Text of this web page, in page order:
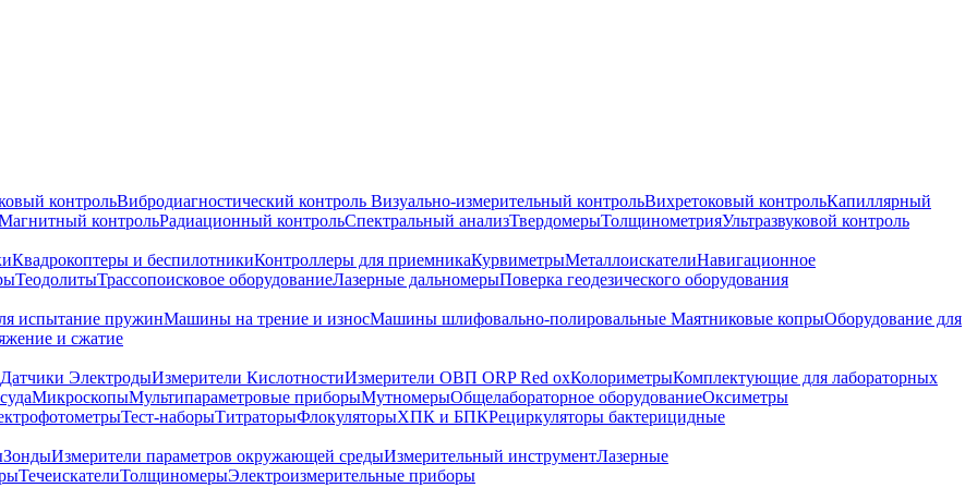
контрольВибродиагностический контроль Визуально-измерительный контрольВихретоковый контрольКапиллярный
контрольРадиационный контрольСпектральный анализТвердомерыТолщинометрияУльтразвуковой контроль
Квадрокоптеры и беспилотникиКонтроллеры для приемникаКурвиметрыМеталлоискателиНавигационное
ТеодолитыТрассопоисковое оборудованиеЛазерные дальномерыПоверка геодезического оборудования
испытание пружинМашины на трение и износМашины шлифовально-полировальные Маятниковые копрыОборудование для
и сжатие
Датчики ЭлектродыИзмерители КислотностиИзмерители ОВП ORP Red oxКолориметрыКомплектующие для лабораторных
МикроскопыМультипараметровые приборыМутномерыОбщелабораторное оборудованиеОксиметры
Тест-наборыТитраторыФлокуляторыХПК и БПКРециркуляторы бактерицидные
ЗондыИзмерители параметров окружающей средыИзмерительный инструментЛазерные
ТечеискателиТолщиномерыЭлектроизмерительные приборы